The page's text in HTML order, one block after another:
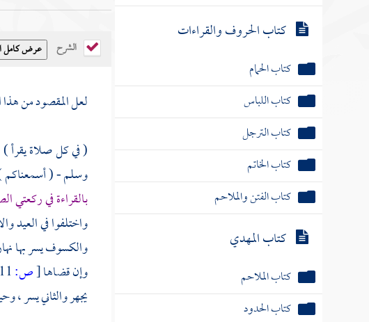
كتاب الحروف والقراءات
كتاب الحمام
كتاب اللباس
كتاب الترجل
كتاب الخاتم
كتاب الفتن والملاحم
كتاب المهدي
كتاب الملاحم
كتاب الحدود
الشرح
لعل المقصود من هذا
( في كل صلاة يقرأ )
وسلم - ( أسمعناكم
بالقراءة في ركعتي
واختلفوا في العيد
والكسوف يسر بها
وإن قضاها[ص:
يجهر والثاني يسر